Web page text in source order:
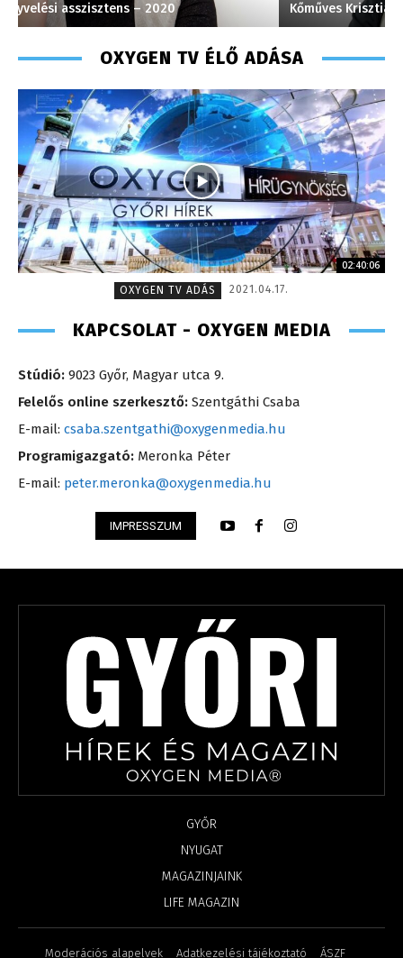
Kőműves Krisztián – programozó, technikus – 2013
OXYGEN TV ÉLŐ ADÁSA
02:40:06
OXYGEN TV ADÁS
2021.04.17.
KAPCSOLAT - OXYGEN MEDIA
Stúdió: 9023 Győr, Magyar utca 9.
Felelős online szerkesztő: Szentgáthi Csaba
E-mail: csaba.szentgathi@oxygenmedia.hu
Programigazgató: Meronka Péter
E-mail: peter.meronka@oxygenmedia.hu
IMPRESSZUM
GYŐR
NYUGAT
MAGAZINJAINK
LIFE MAGAZIN
Moderációs alapelvek Adatkezelési tájékoztató ÁSZF